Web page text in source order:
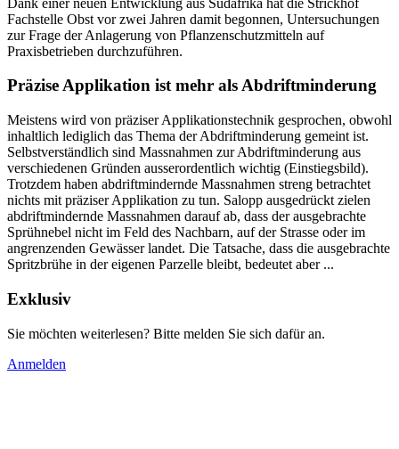
Fachstelle Obst vor zwei Jahren damit begonnen, Untersuchungen
zur Frage der Anlagerung von Pflanzenschutzmitteln auf
Praxisbetrieben durchzuführen.
Präzise Applikation ist mehr als Abdriftminderung
Meistens wird von präziser Applikationstechnik gesprochen, obwohl
inhaltlich lediglich das Thema der Abdriftminderung gemeint ist.
Selbstverständlich sind Massnahmen zur Abdriftminderung aus
verschiedenen Gründen ausserordentlich wichtig (Einstiegsbild).
Trotzdem haben abdriftmindernde Massnahmen streng betrachtet
nichts mit präziser Applikation zu tun. Salopp ausgedrückt zielen
abdriftmindernde Massnahmen darauf ab, dass der ausgebrachte
Sprühnebel nicht im Feld des Nachbarn, auf der Strasse oder im
angrenzenden Gewässer landet. Die Tatsache, dass die ausgebrachte
Spritzbrühe in der eigenen Parzelle bleibt, bedeutet aber ...
Exklusiv
Sie möchten weiterlesen? Bitte melden Sie sich dafür an.
Anmelden